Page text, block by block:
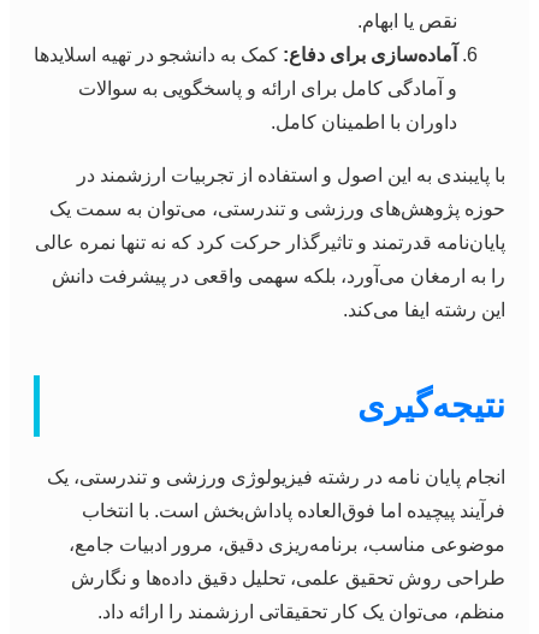
نقص یا ابهام.
آماده‌سازی برای دفاع: کمک به دانشجو در تهیه اسلایدها
و آمادگی کامل برای ارائه و پاسخگویی به سوالات
داوران با اطمینان کامل.
با پایبندی به این اصول و استفاده از تجربیات ارزشمند در
حوزه پژوهش‌های ورزشی و تندرستی، می‌توان به سمت یک
پایان‌نامه قدرتمند و تاثیرگذار حرکت کرد که نه تنها نمره عالی
را به ارمغان می‌آورد، بلکه سهمی واقعی در پیشرفت دانش
این رشته ایفا می‌کند.
نتیجه‌گیری
انجام پایان نامه در رشته فیزیولوژی ورزشی و تندرستی، یک
فرآیند پیچیده اما فوق‌العاده پاداش‌بخش است. با انتخاب
موضوعی مناسب، برنامه‌ریزی دقیق، مرور ادبیات جامع،
طراحی روش تحقیق علمی، تحلیل دقیق داده‌ها و نگارش
منظم، می‌توان یک کار تحقیقاتی ارزشمند را ارائه داد.